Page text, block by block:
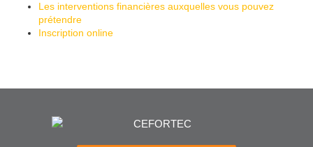
Les interventions financières auxquelles vous pouvez
prétendre
Inscription online